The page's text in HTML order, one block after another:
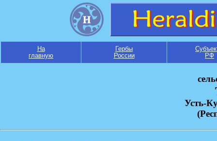
На
главную
Гербы
России
РФ
Усть-